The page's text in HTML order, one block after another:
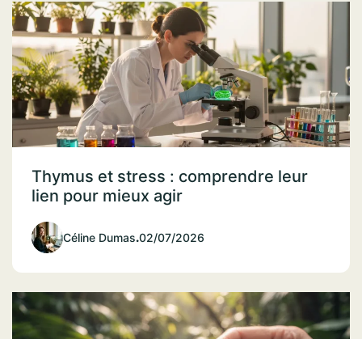
Thymus et stress : comprendre leur
lien pour mieux agir
Céline Dumas.02/07/2026